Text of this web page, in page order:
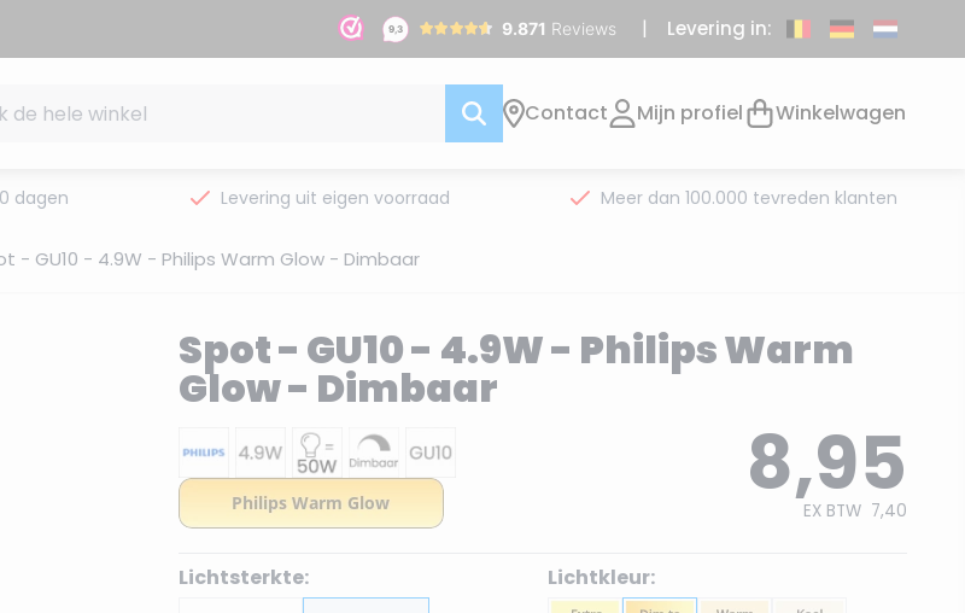
Levering in:
Contact Mijn profiel Winkelwagen
dagen Levering uit eigen voorraad Meer dan 100.000 tevreden klanten
- GU10 - 4.9W - Philips Warm Glow - Dimbaar
Spot - GU10 - 4.9W - Philips Warm
Glow - Dimbaar
8,95
EX BTW 7,40
Lichtsterkte:
Lichtkleur: